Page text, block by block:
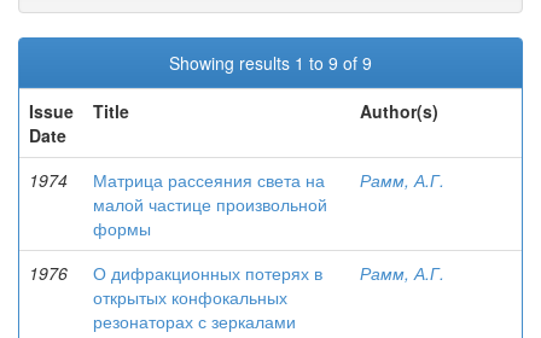
Showing results 1 to 9 of 9
Issue
Date
Title Author(s)
1974
Матрица рассеяния света на
малой частице произвольной
формы
Рамм, А.Г.
1976
О дифракционных потерях в
открытых конфокальных
резонаторах с зеркалами
Рамм, А.Г.